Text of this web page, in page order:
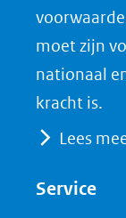
moet zijn
nationaal
kracht is.
Lees
Service